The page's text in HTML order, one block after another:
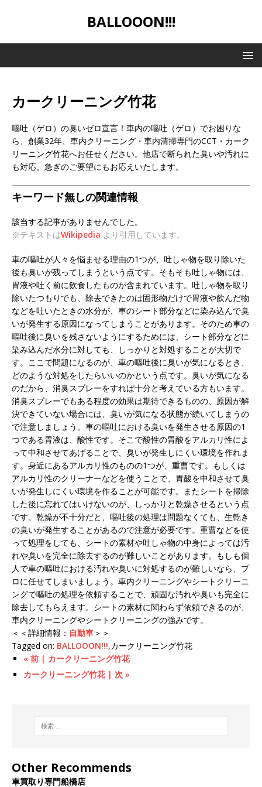
BALLOOON!!!
カークリーニング竹花
嘔吐（ゲロ）の臭いゼロ宣言！車内の嘔吐（ゲロ）でお困りな
ら、創業32年、車内クリーニング・車内清掃専門のCCT・カーク
リーニング竹花へお任せください。他店で断られた臭いや汚れに
も対応。急ぎのご要望にもお応えいたします。
キーワード無しの関連情報
該当する記事がありませんでした。
※テキストはWikipedia より引用しています。
車の嘔吐が人々を悩ませる理由の1つが、吐しゃ物を取り除いた
後も臭いが残ってしまうという点です。そもそも吐しゃ物には、
胃液や吐く前に飲食したものが含まれています。吐しゃ物を取り
除いたつもりでも、除去できたのは固形物だけで胃液や飲んだ物
などを吐いたときの水分が、車のシート部分などに染み込んで臭
いが発生する原因になってしまうことがあります。そのため車の
嘔吐後に臭いを残さないようにするためには、シート部分などに
染み込んだ水分に対しても、しっかりと対処することが大切で
す。ここで問題になるのが、車の嘔吐後に臭いが気になるとき、
どのような対処をしたらいいのかという点です。臭いが気になる
のだから、消臭スプレーをすれば十分と考えている方もいます。
消臭スプレーでもある程度の効果は期待できるものの、原因が解
決できていない場合には、臭いが気になる状態が続いてしまうの
で注意しましょう。車の嘔吐における臭いを発生させる原因の1
つである胃液は、酸性です。そこで酸性の胃酸をアルカリ性によ
って中和させてあげることで、臭いが発生しにくい環境を作れま
す。身近にあるアルカリ性のものの1つが、重曹です。もしくは
アルカリ性のクリーナーなどを使うことで、胃酸を中和させて臭
いが発生しにくい環境を作ることが可能です。またシートを掃除
した後に忘れてはいけないのが、しっかりと乾燥させるという点
です。乾燥が不十分だと、嘔吐後の処理は問題なくても、生乾き
の臭いが発生することがあるので注意が必要です。重曹などを使
って処理をしても、シートの素材や吐しゃ物の中身によっては汚
れや臭いを完全に除去するのが難しいことがあります。もしも個
人で車の嘔吐における汚れや臭いに対処するのが難しいなら、プ
ロに任せてしまいましょう。車内クリーニングやシートクリーニ
ングで嘔吐の処理を依頼することで、頑固な汚れや臭いも完全に
除去してもらえます。シートの素材に関わらず依頼できるのが、
車内クリーニングやシートクリーニングの強みです。
＜＜詳細情報： 自動車＞＞
Tagged on: BALLOOON!!!,カークリーニング竹花
« 前 | カークリーニング竹花
カークリーニング竹花 | 次 »
Other Recommends
車買取り専門船橋店